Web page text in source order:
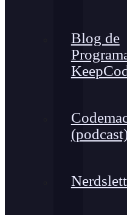
Blog de